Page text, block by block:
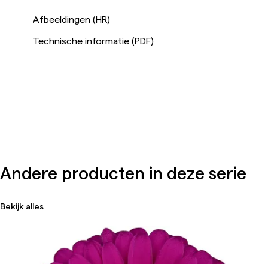
Afbeeldingen (HR)
Technische informatie (PDF)
Andere producten in deze serie
Bekijk alles